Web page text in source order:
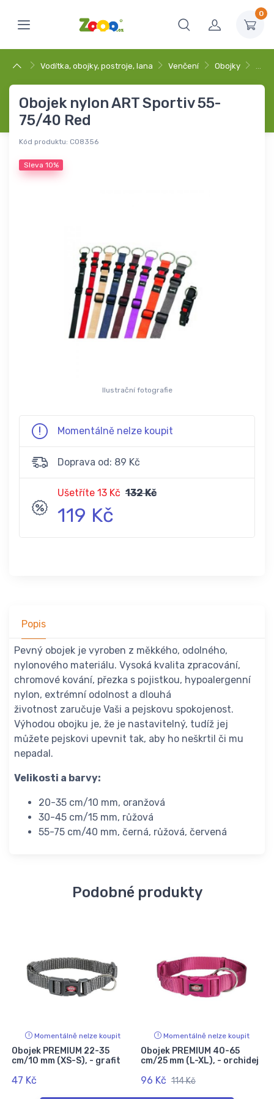
0
Vodítka, obojky, postroje, lana Venčení Obojky …
Obojek nylon ART Sportiv 55-
75/40 Red
Kód produktu: C08356
Sleva 10%
Ilustrační fotografie
Momentálně nelze koupit
Doprava od: 89 Kč
Ušetříte 13 Kč 132 Kč
119 Kč
Popis
Pevný obojek je vyroben z měkkého, odolného,
nylonového materiálu. Vysoká kvalita zpracování,
chromové kování, přezka s pojistkou, hypoalergenní
nylon, extrémní odolnost a dlouhá
životnost zaručuje Vaši a pejskovu spokojenost.
Výhodou obojku je, že je nastavitelný, tudíž jej
můžete pejskovi upevnit tak, aby ho neškrtil či mu
nepadal.
Velikosti a barvy:
20-35 cm/10 mm, oranžová
30-45 cm/15 mm, růžová
55-75 cm/40 mm, černá, růžová, červená
Podobné produkty
Momentálně nelze koupit
Obojek PREMIUM 22-35
cm/10 mm (XS-S), - grafit
47 Kč
Momentálně nelze koupit
Obojek PREMIUM 40-65
cm/25 mm (L-XL), - orchidej
96 Kč 114 Kč